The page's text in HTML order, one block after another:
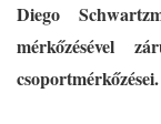
Diego
mérkőzésével
csoportmérkőzései.